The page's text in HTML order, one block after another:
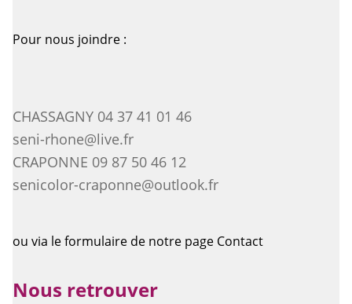
Pour nous joindre :
CHASSAGNY 04 37 41 01 46
seni-rhone@live.fr
CRAPONNE 09 87 50 46 12
senicolor-craponne@outlook.fr
ou via le formulaire de notre page Contact
Nous retrouver